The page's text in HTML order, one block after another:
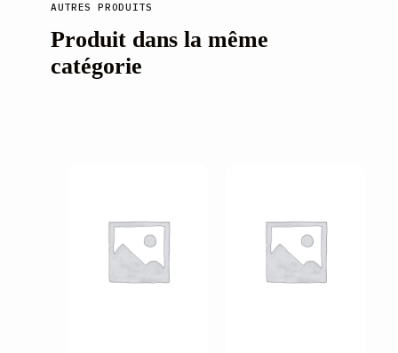
AUTRES PRODUITS
Produit dans la même
catégorie